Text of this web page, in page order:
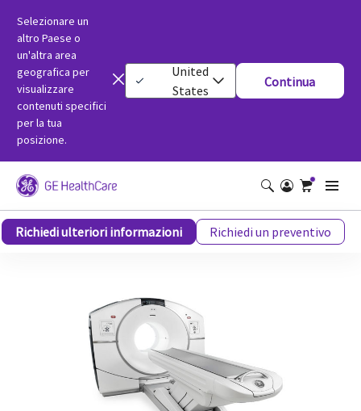
Selezionare un
altro Paese o
un'altra area
geografica per
visualizzare
contenuti specifici
per la tua
posizione.
United
States
Continua
Discovery IQ Gen 2 PET/TC
Richiedi ulteriori informazioni Richiedi un preventivo